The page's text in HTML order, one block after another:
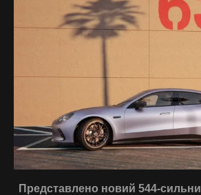
Представлено новий 544-